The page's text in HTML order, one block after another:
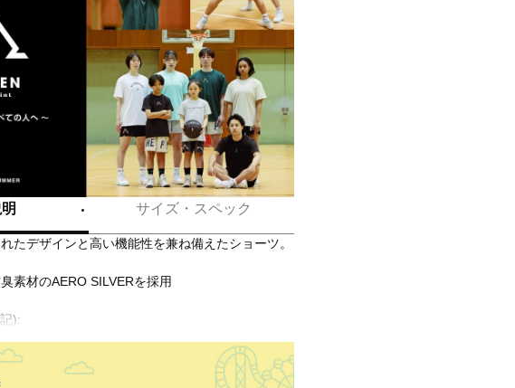
サイズ・スペック
たデザインと高い機能性を兼ね備えたショーツ。
素材のAERO SILVERを採用
):